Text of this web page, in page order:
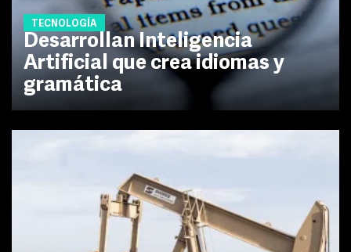
TECNOLOGÍA
Desarrollan Inteligencia
Artificial que crea idiomas y
gramática